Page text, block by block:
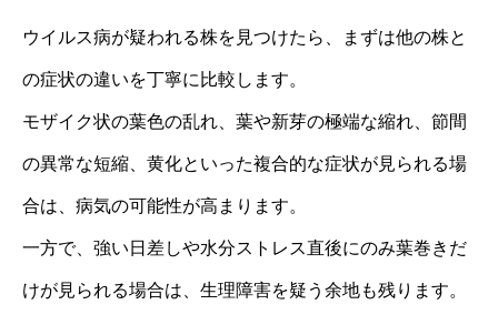
ウイルス病が疑われる株を見つけたら、まずは他の株と
の症状の違いを丁寧に比較します。
モザイク状の葉色の乱れ、葉や新芽の極端な縮れ、節間
の異常な短縮、黄化といった複合的な症状が見られる場
合は、病気の可能性が高まります。
一方で、強い日差しや水分ストレス直後にのみ葉巻きだ
けが見られる場合は、生理障害を疑う余地も残ります。